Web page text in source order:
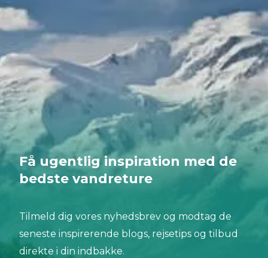
Få ugentlig inspiration med de
bedste vandreture
Tilmeld dig vores nyhedsbrev og modtag de
seneste inspirerende blogs, rejsetips og tilbud
direkte i din indbakke.